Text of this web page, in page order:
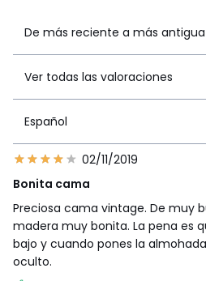
De más reciente a más antigua
Ver todas las valoraciones
Español
02/11/2019
Bonita cama
Preciosa cama vintage. De muy
madera muy bonita. La pena es
bajo y cuando pones la
oculto.